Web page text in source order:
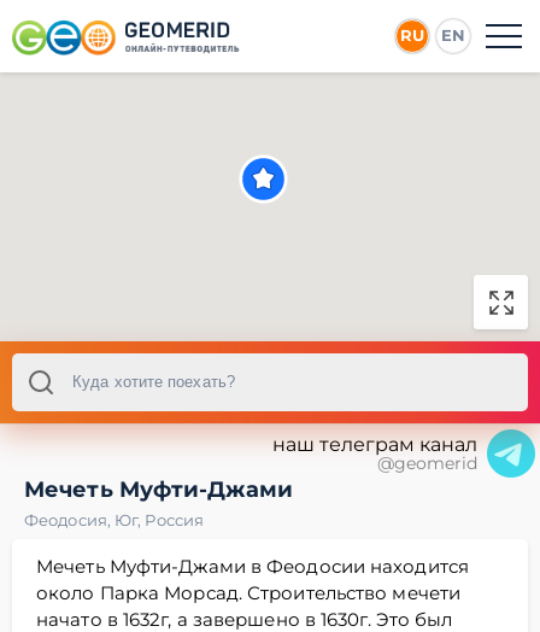
RU EN
наш телеграм канал
@geomerid
Мечеть Муфти-Джами
Феодосия, Юг, Россия
Мечеть Муфти-Джами в Феодосии находится
около Парка Морсад. Строительство мечети
начато в 1632г, а завершено в 1630г. Это был